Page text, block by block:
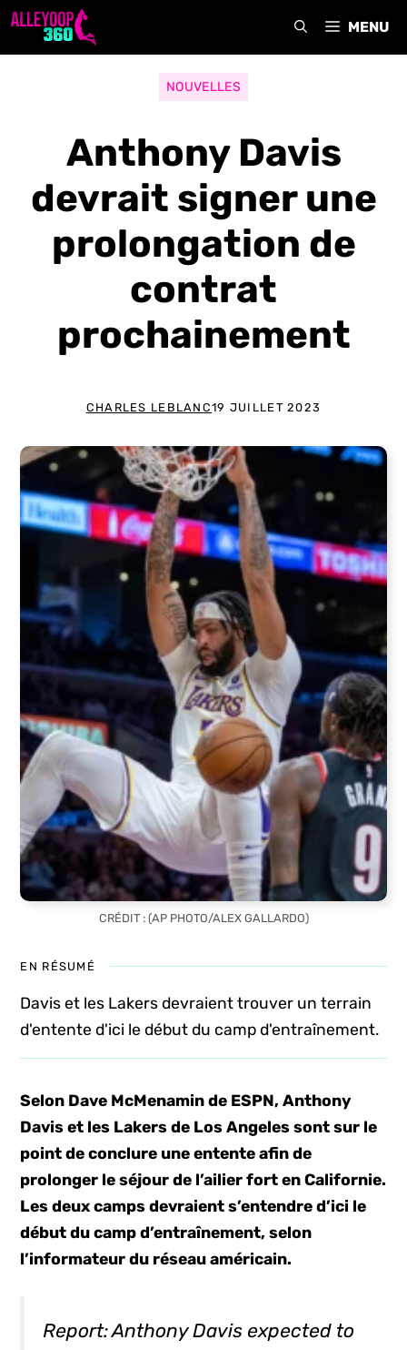
Aller
MENU
NOUVELLES
Anthony Davis
devrait signer une
prolongation de
contrat
prochainement
CHARLES LEBLANC19 JUILLET 2023
CRÉDIT : (AP PHOTO/ALEX GALLARDO)
EN RÉSUMÉ
Davis et les Lakers devraient trouver un terrain
d'entente d'ici le début du camp d'entraînement.
Selon Dave McMenamin de ESPN, Anthony
Davis et les Lakers de Los Angeles sont sur le
point de conclure une entente afin de
prolonger le séjour de l’ailier fort en Californie.
Les deux camps devraient s’entendre d’ici le
début du camp d’entraînement, selon
l’informateur du réseau américain.
Report: Anthony Davis expected to